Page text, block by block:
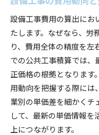
事
設備工事に必
方法
令和7年度の
神奈川県単価
コツ
職人単価表で
労務単価改定が設
設備工事費用の算出にお
たします。なぜなら、労
り、費用全体の精度を
での公共工事積算では
正価格の根拠となります
用動向を把握する際に
業別の単価差を細かくチ
して、最新の単価情報
上につながります。